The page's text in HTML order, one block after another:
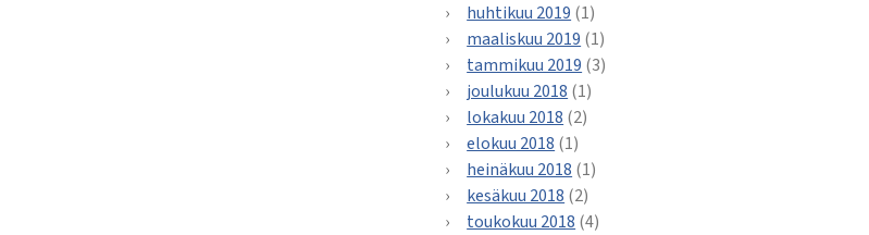
huhtikuu 2019 (1)
maaliskuu 2019 (1)
tammikuu 2019 (3)
joulukuu 2018 (1)
lokakuu 2018 (2)
elokuu 2018 (1)
heinäkuu 2018 (1)
kesäkuu 2018 (2)
toukokuu 2018 (4)